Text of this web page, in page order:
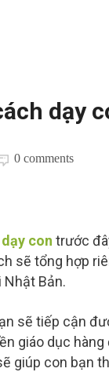
dạy
0 comments
con trước
sẽ tổng hợp
Bản.
sẽ tiếp cận
giáo dục
giúp con bạn